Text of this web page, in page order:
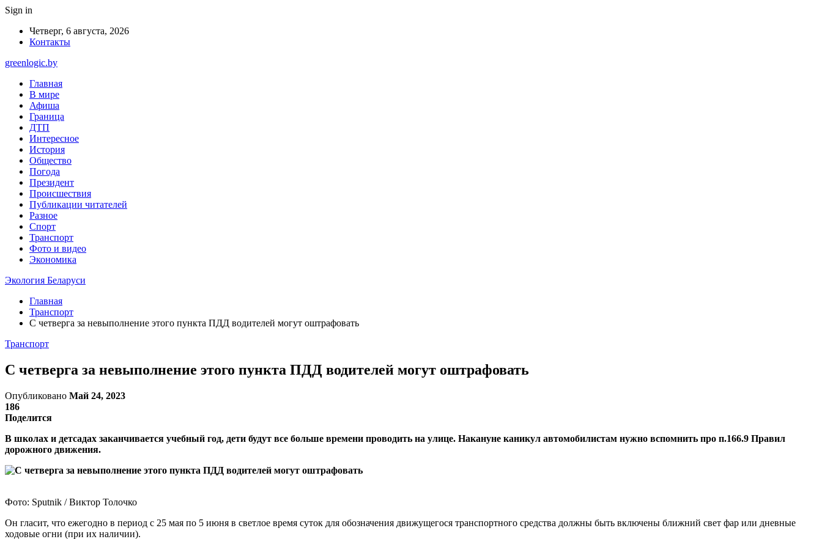
Sign in
Четверг, 6 августа, 2026
Контакты
greenlogic.by
Главная
В мире
Афиша
Граница
ДТП
Интересное
История
Общество
Погода
Президент
Происшествия
Публикации читателей
Разное
Спорт
Транспорт
Фото и видео
Экономика
Экология Беларуси
Главная
Транспорт
С четверга за невыполнение этого пункта ПДД водителей могут оштрафовать
Транспорт
С четверга за невыполнение этого пункта ПДД водителей могут оштрафовать
Опубликовано Май 24, 2023
186
Поделится
В школах и детсадах заканчивается учебный год, дети будут все больше времени проводить на улице. Накануне каникул автомобилистам нужно вспомнить про п.166.9 Правил
дорожного движения.
Фото: Sputnik / Виктор Толочко
Он гласит, что ежегодно в период с 25 мая по 5 июня в светлое время суток для обозначения движущегося транспортного средства должны быть включены ближний свет фар или дневные
ходовые огни (при их наличии).